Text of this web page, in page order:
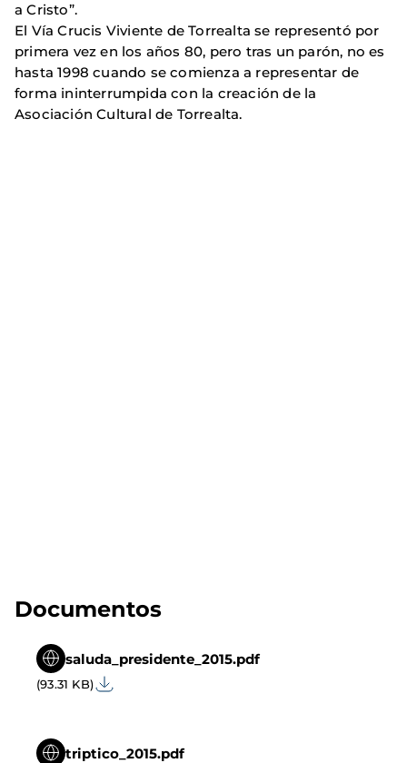
a Cristo”.
El Vía Crucis Viviente de Torrealta se representó por
primera vez en los años 80, pero tras un parón, no es
hasta 1998 cuando se comienza a representar de
forma ininterrumpida con la creación de la
Asociación Cultural de Torrealta.
Documentos
saluda_presidente_2015.pdf
(93.31 KB)
triptico_2015.pdf